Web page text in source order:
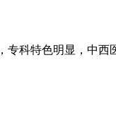
科特色明显，中